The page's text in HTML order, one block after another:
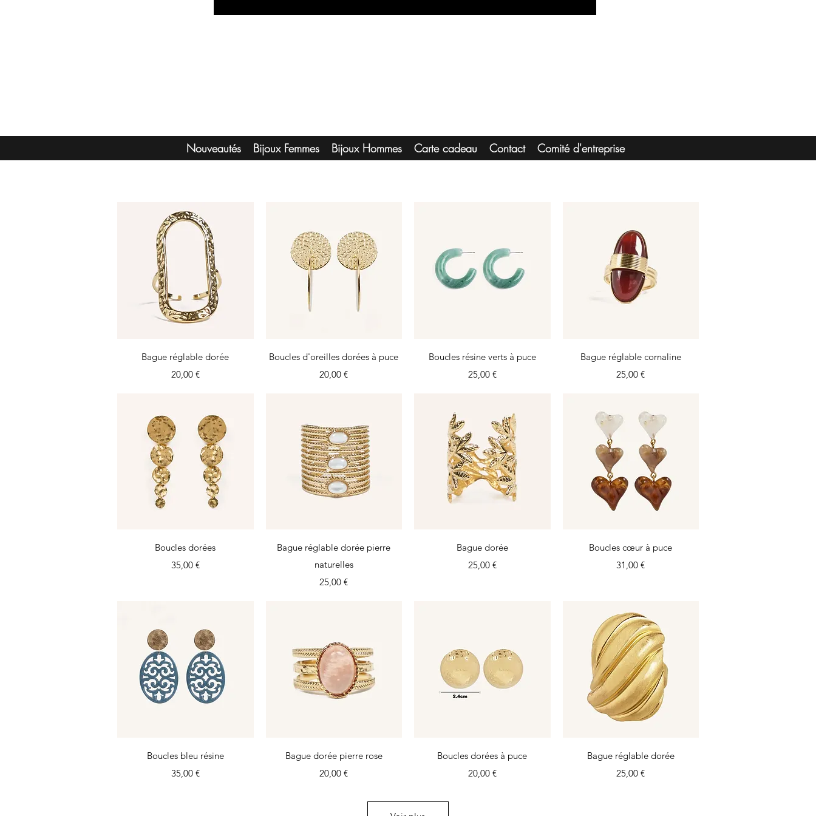
Nouveautés Bijoux Femmes Bijoux Hommes Carte cadeau Contact Comité d'entreprise
Aperçu rapide
Bague réglable dorée
Prix
20,00 €
Aperçu rapide
Boucles d'oreilles dorées à puce
Prix
20,00 €
Aperçu rapide
Boucles résine verts à puce
Prix
25,00 €
Aperçu rapide
Bague réglable cornaline
Prix
25,00 €
Aperçu rapide
Boucles dorées
Prix
35,00 €
Aperçu rapide
Bague réglable dorée pierre
naturelles
Prix
25,00 €
Aperçu rapide
Bague dorée
Prix
25,00 €
Aperçu rapide
Boucles cœur à puce
Prix
31,00 €
Aperçu rapide
Boucles bleu résine
Prix
35,00 €
Aperçu rapide
Bague dorée pierre rose
Prix
20,00 €
Aperçu rapide
Boucles dorées à puce
Prix
20,00 €
Aperçu rapide
Bague réglable dorée
Prix
25,00 €